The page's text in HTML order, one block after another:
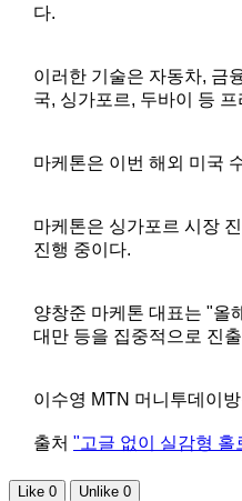
다.
이러한 기술은 자동차, 금
국, 싱가포르, 두바이 등
마케톤은 이번 해외 미국
마케톤은 싱가포르 시장
진행 중이다.
양창준 마케톤 대표는 "올
대만 등을 집중적으로 진
이수영 MTN 머니투데이
출처 "고글 없이 실감형
Like 0 Unlike 0